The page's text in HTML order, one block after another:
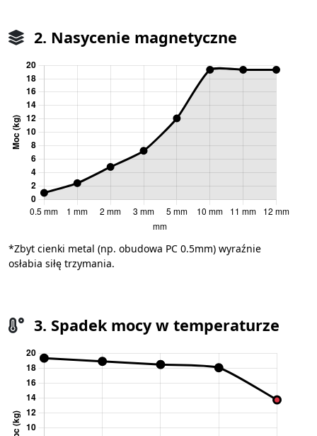
2. Nasycenie magnetyczne
*Zbyt cienki metal (np. obudowa PC 0.5mm) wyraźnie
osłabia siłę trzymania.
3. Spadek mocy w temperaturze